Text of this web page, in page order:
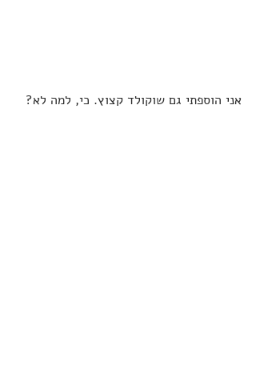
אני הוספתי גם שוקולד קצוץ. כי, למה לא?